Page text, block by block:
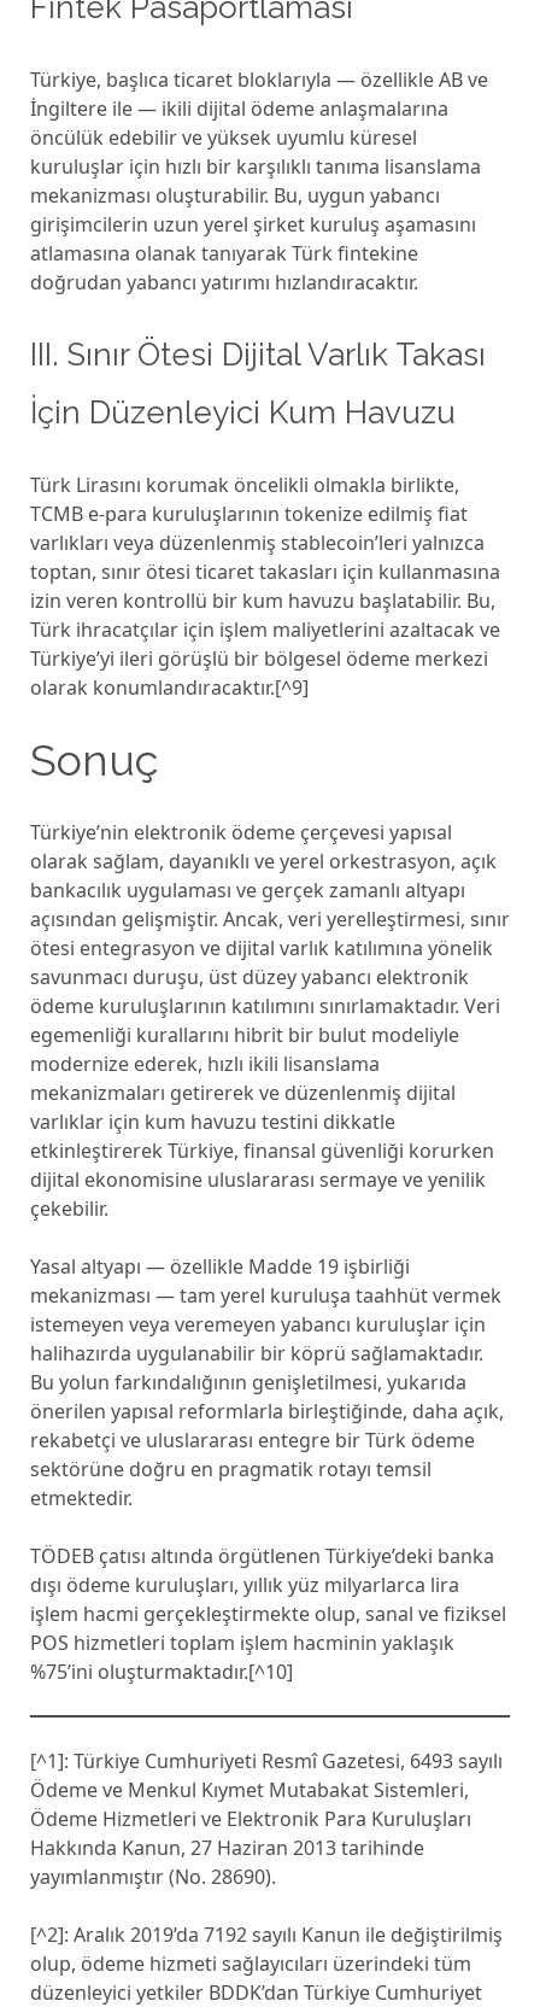
Fintek Pasaportlaması
Türkiye, başlıca ticaret bloklarıyla — özellikle AB ve
İngiltere ile — ikili dijital ödeme anlaşmalarına
öncülük edebilir ve yüksek uyumlu küresel
kuruluşlar için hızlı bir karşılıklı tanıma lisanslama
mekanizması oluşturabilir. Bu, uygun yabancı
girişimcilerin uzun yerel şirket kuruluş aşamasını
atlamasına olanak tanıyarak Türk fintekine
doğrudan yabancı yatırımı hızlandıracaktır.
III. Sınır Ötesi Dijital Varlık Takası
İçin Düzenleyici Kum Havuzu
Türk Lirasını korumak öncelikli olmakla birlikte,
TCMB e-para kuruluşlarının tokenize edilmiş fiat
varlıkları veya düzenlenmiş stablecoin’leri yalnızca
toptan, sınır ötesi ticaret takasları için kullanmasına
izin veren kontrollü bir kum havuzu başlatabilir. Bu,
Türk ihracatçılar için işlem maliyetlerini azaltacak ve
Türkiye’yi ileri görüşlü bir bölgesel ödeme merkezi
olarak konumlandıracaktır.[^9]
Sonuç
Türkiye’nin elektronik ödeme çerçevesi yapısal
olarak sağlam, dayanıklı ve yerel orkestrasyon, açık
bankacılık uygulaması ve gerçek zamanlı altyapı
açısından gelişmiştir. Ancak, veri yerelleştirmesi, sınır
ötesi entegrasyon ve dijital varlık katılımına yönelik
savunmacı duruşu, üst düzey yabancı elektronik
ödeme kuruluşlarının katılımını sınırlamaktadır. Veri
egemenliği kurallarını hibrit bir bulut modeliyle
modernize ederek, hızlı ikili lisanslama
mekanizmaları getirerek ve düzenlenmiş dijital
varlıklar için kum havuzu testini dikkatle
etkinleştirerek Türkiye, finansal güvenliği korurken
dijital ekonomisine uluslararası sermaye ve yenilik
çekebilir.
Yasal altyapı — özellikle Madde 19 işbirliği
mekanizması — tam yerel kuruluşa taahhüt vermek
istemeyen veya veremeyen yabancı kuruluşlar için
halihazırda uygulanabilir bir köprü sağlamaktadır.
Bu yolun farkındalığının genişletilmesi, yukarıda
önerilen yapısal reformlarla birleştiğinde, daha açık,
rekabetçi ve uluslararası entegre bir Türk ödeme
sektörüne doğru en pragmatik rotayı temsil
etmektedir.
TÖDEB çatısı altında örgütlenen Türkiye’deki banka
dışı ödeme kuruluşları, yıllık yüz milyarlarca lira
işlem hacmi gerçekleştirmekte olup, sanal ve fiziksel
POS hizmetleri toplam işlem hacminin yaklaşık
%75’ini oluşturmaktadır.[^10]
[^1]: Türkiye Cumhuriyeti Resmî Gazetesi, 6493 sayılı
Ödeme ve Menkul Kıymet Mutabakat Sistemleri,
Ödeme Hizmetleri ve Elektronik Para Kuruluşları
Hakkında Kanun, 27 Haziran 2013 tarihinde
yayımlanmıştır (No. 28690).
[^2]: Aralık 2019’da 7192 sayılı Kanun ile değiştirilmiş
olup, ödeme hizmeti sağlayıcıları üzerindeki tüm
düzenleyici yetkiler BDDK’dan Türkiye Cumhuriyet